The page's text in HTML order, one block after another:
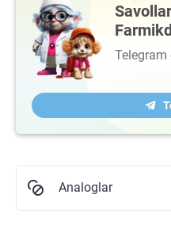
Telegram
Analoglar